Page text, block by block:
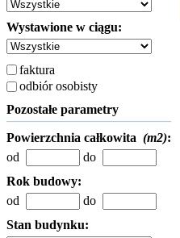
Wystawione w ciągu:
faktura
odbiór osobisty
Pozostałe parametry
Powierzchnia całkowita (m2):
od
do
Rok budowy:
od
do
Stan budynku: